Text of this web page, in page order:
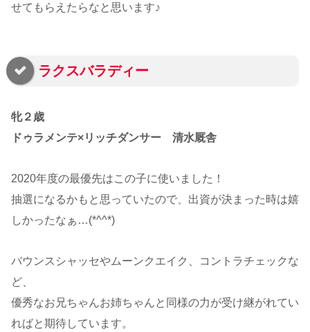
せてもらえたらなと思います♪
ラクスバラディー
牝２歳
ドゥラメンテ×リッチダンサー 清水厩舎
2020年度の最優先はこの子に使いました！
抽選になるかもと思っていたので、出資が決まった時は嬉
しかったなぁ…(*^^*)
バウンスシャッセやムーンクエイク、コントラチェックな
ど、
優秀なお兄ちゃんお姉ちゃんと同様の力が受け継がれてい
ればと期待しています。